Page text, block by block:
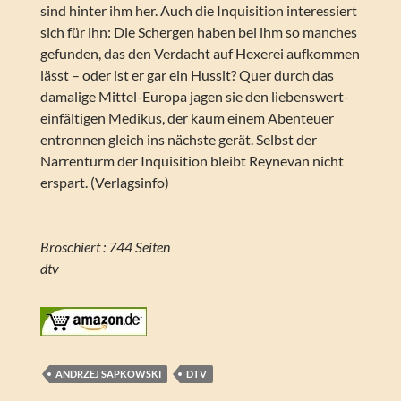
sind hinter ihm her. Auch die Inquisition interessiert
sich für ihn: Die Schergen haben bei ihm so manches
gefunden, das den Verdacht auf Hexerei aufkommen
lässt – oder ist er gar ein Hussit? Quer durch das
damalige Mittel-Europa jagen sie den liebenswert-
einfältigen Medikus, der kaum einem Abenteuer
entronnen gleich ins nächste gerät. Selbst der
Narrenturm der Inquisition bleibt Reynevan nicht
erspart. (Verlagsinfo)
Broschiert : 744 Seiten
dtv
ANDRZEJ SAPKOWSKI DTV